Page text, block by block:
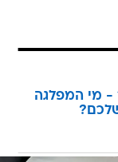
- מי המפלגה